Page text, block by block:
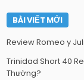
BÀI VIẾT MỚI
Review Romeo y
Trinidad Short 40
Thường?